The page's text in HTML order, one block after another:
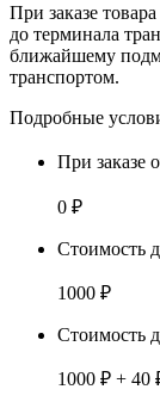
При заказе товара
до терминала
ближайшему
транспортом.
Подробные
При заказе
0 ₽
Стоимость
1000 ₽
Стоимость
1000 ₽ + 40